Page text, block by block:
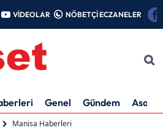
VİDEOLAR NÖBETÇİ ECZANELER
Genel Gündem Asayiş
Manisa Haberleri